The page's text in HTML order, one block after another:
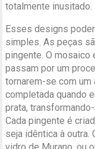
totalmente inusitado.
Esses designs
simples. As peças
pingente. O mosaico
passam por um
tornarem-se com um
completada quando
prata,
Cada pingente é
seja idêntica à outra.